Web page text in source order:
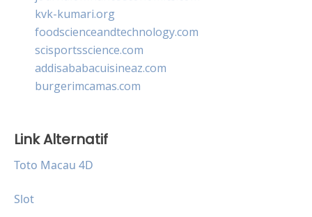
kvk-kumari.org
foodscienceandtechnology.com
scisportsscience.com
addisababacuisineaz.com
burgerimcamas.com
Link Alternatif
Toto Macau 4D
Slot